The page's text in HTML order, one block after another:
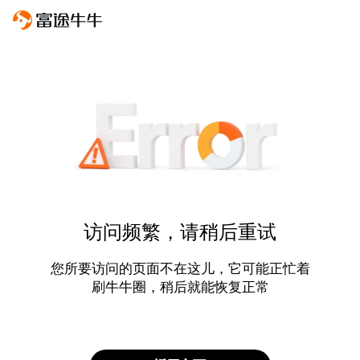
访问频繁，请稍后重试
您所要访问的页面不在这儿，它可能正忙着
刷牛牛圈，稍后就能恢复正常